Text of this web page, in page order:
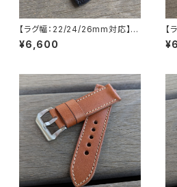
【ラグ幅：22/24/26mm対応】
【一枚革/SP-1PBKBK】日本製
ハンドメイド スムースレザー/ヌ
7
¥6,600
【
【
ハ
7